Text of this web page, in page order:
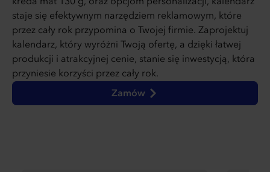
staje się efektywnym narzędziem reklamowym, które
przez cały rok przypomina o Twojej firmie. Zaprojektuj
kalendarz, który wyróżni Twoją ofertę, a dzięki łatwej
produkcji i atrakcyjnej cenie, stanie się inwestycją, która
przyniesie korzyści przez cały rok.
Zamów